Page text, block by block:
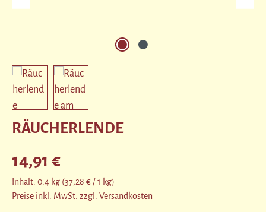
RÄUCHERLENDE
14,91 €
Inhalt: 0.4 kg (37,28 € / 1 kg)
Preise inkl. MwSt. zzgl. Versandkosten